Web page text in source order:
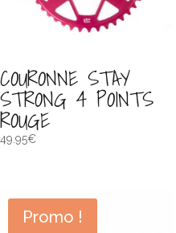
COURONNE STAY
STRONG 4 POINTS
ROUGE
49.95€
Promo !